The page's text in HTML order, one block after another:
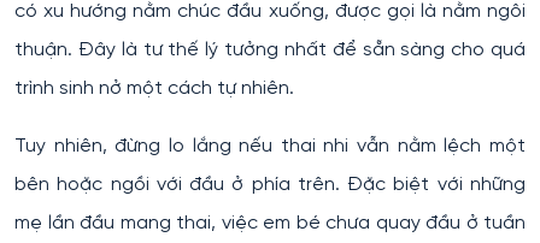
có xu hướng nằm chúc đầu xuống, được gọi là nằm ngôi
thuận. Đây là tư thế lý tưởng nhất để sẵn sàng cho quá
trình sinh nở một cách tự nhiên.
Tuy nhiên, đừng lo lắng nếu thai nhi vẫn nằm lệch một
bên hoặc ngồi với đầu ở phía trên. Đặc biệt với những
mẹ lần đầu mang thai, việc em bé chưa quay đầu ở tuần